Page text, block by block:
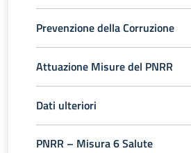
Prevenzione della Corruzione
Attuazione Misure del PNRR
Dati ulteriori
PNRR – Misura 6 Salute